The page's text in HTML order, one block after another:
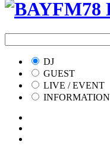
DJ
GUEST
LIVE / EVENT
INFORMATION